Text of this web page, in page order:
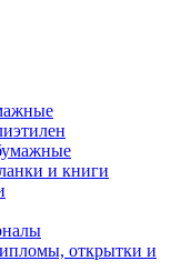
и книги
открытки и